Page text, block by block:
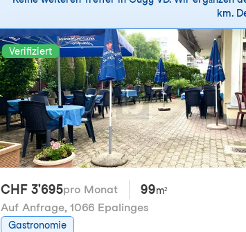
km.
Verifiziert
CHF 3'695pro Monat 99m²
Auf Anfrage, 1066 Epalinges
Gastronomie